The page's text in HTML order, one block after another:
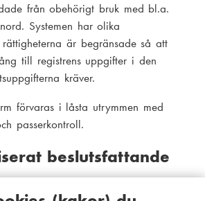
från obehörigt bruk med bl.a.
Systemen har olika
är begränsade så att
till registrens uppgifter i den
kräver.
förvaras i låsta utrymmen med
passerkontroll.
beslutsfattande
fattas inte och profilering görs inte